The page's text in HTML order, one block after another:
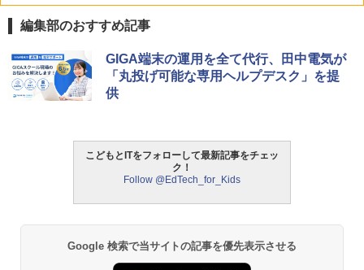
￥2,959
1
ThinkFun ボードゲーム 「サーキット・
メイズ」 配線回路をプログラミングする
日本語説明書付 8歳~ 76341 誕生日 クリ
モルカ: 原子・分子に強くなるカードゲ
ーム
編集部のおすすめ記事
GIGA端末の運用を全て代行、田中電気が
「丸投げ可能な専用ヘルプデスク」を提
供
こどもとITをフォローして最新記事をチェッ
ク！
Follow @EdTech_for_Kids
Google 検索で当サイトの記事を優先表示させる